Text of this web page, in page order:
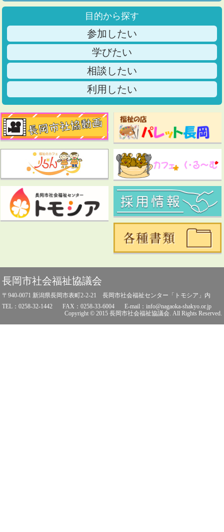
目的から探す
参加したい
学びたい
相談したい
利用したい
長岡市社会福祉協議会
〒940-0071 新潟県長岡市表町2-2-21 長岡市社会福祉センター「トモシア」内
TEL：0258-32-1442
FAX：0258-33-6004
E-mail：info@nagaoka-shakyo.or.jp
Copyright © 2015 長岡市社会福祉協議会. All Rights Reserved.